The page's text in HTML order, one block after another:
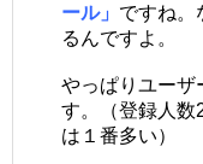
ール」 ですね。
るんですよ。
やっぱりユーザ
す。（登録人数
は１番多い）